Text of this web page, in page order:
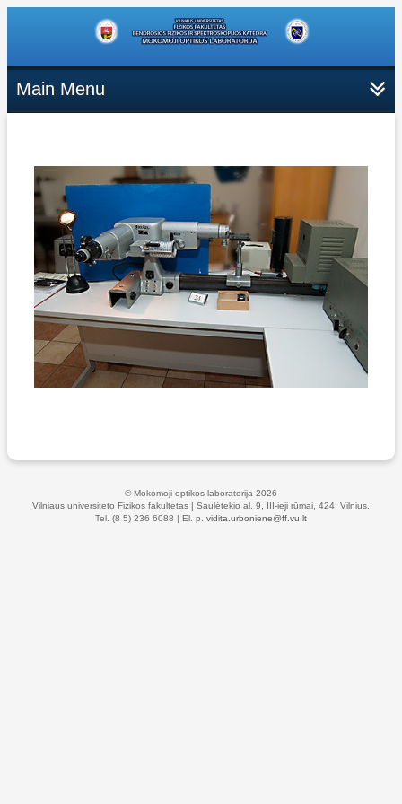
Main Menu
© Mokomoji optikos laboratorija 2026
Vilniaus universiteto Fizikos fakultetas | Saulėtekio al. 9, III-ieji rūmai, 424, Vilnius.
Tel. (8 5) 236 6088 | El. p. vidita.urboniene@ff.vu.lt